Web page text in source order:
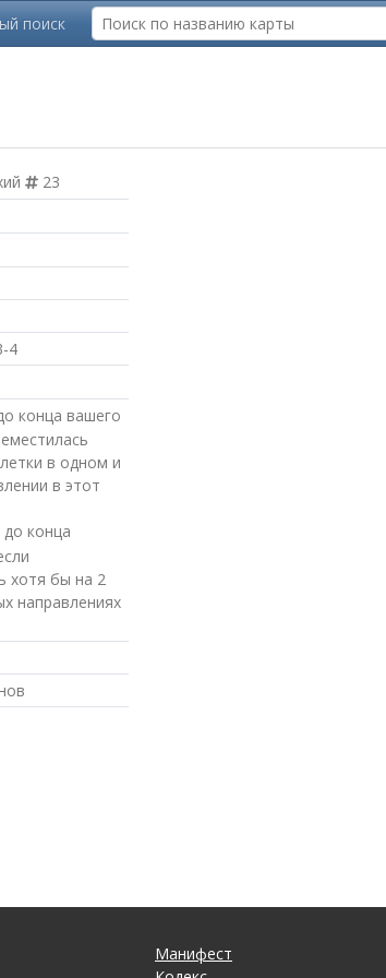
поиск
23
4
конца вашего
в одном и
в этот
до конца
хотя бы на 2
направлениях
Манифест